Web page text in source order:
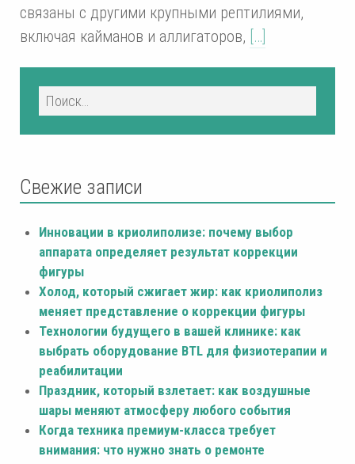
связаны с другими крупными рептилиями,
включая кайманов и аллигаторов, […]
Свежие записи
Инновации в криолиполизе: почему выбор
аппарата определяет результат коррекции
фигуры
Холод, который сжигает жир: как криолиполиз
меняет представление о коррекции фигуры
Технологии будущего в вашей клинике: как
выбрать оборудование BTL для физиотерапии и
реабилитации
Праздник, который взлетает: как воздушные
шары меняют атмосферу любого события
Когда техника премиум-класса требует
внимания: что нужно знать о ремонте